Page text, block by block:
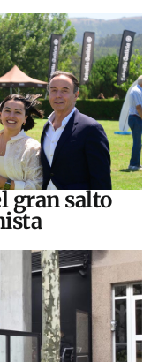
gran salto